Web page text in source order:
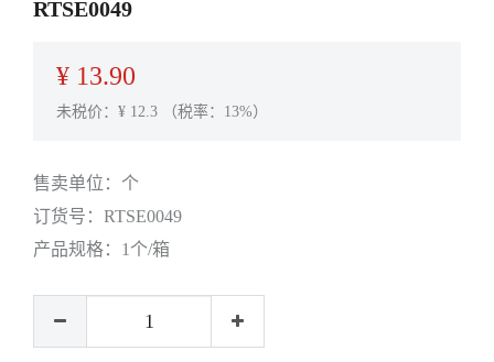
RTSE0049
¥ 13.90
未税价：¥ 12.3 （税率：13%）
售卖单位： 个
订货号： RTSE0049
产品规格： 1个/箱